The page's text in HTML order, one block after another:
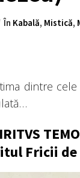
În Kabală, Mistică,
dintre
Fricii de